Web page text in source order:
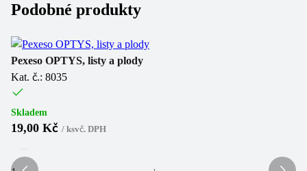
Podobné produkty
Pexeso OPTYS, listy a plody
Kat. č.: 8035
Skladem
19,00 Kč / ksvč. DPH